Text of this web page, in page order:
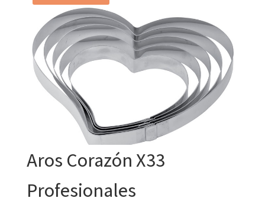
Aros Corazón X33
Profesionales